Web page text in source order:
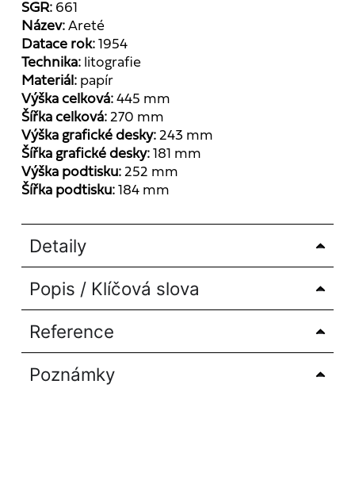
SGR: 661
Název: Areté
Datace rok: 1954
Technika: litografie
Materiál: papír
Výška celková: 445 mm
Šířka celková: 270 mm
Výška grafické desky: 243 mm
Šířka grafické desky: 181 mm
Výška podtisku: 252 mm
Šířka podtisku: 184 mm
Detaily
Popis / Klíčová slova
Reference
Poznámky